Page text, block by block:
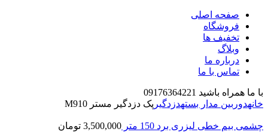
صفحه اصلی
فروشگاه
تخفیف ها
وبلاگ
درباره ما
تماس با ما
با ما همراه باشید 09176364221
خانهدوربین مدار بستهدزدگیر پک دزدگیر مستر M910
چشمی بیم خطی لیزری برد 150 متر 3,500,000 تومان